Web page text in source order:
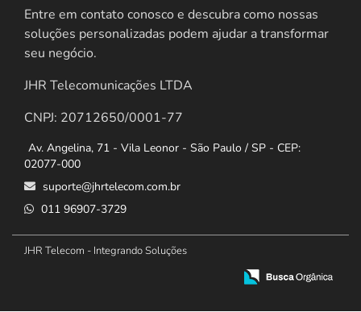
Entre em contato conosco e descubra como nossas
soluções personalizadas podem ajudar a transformar
seu negócio.
JHR Telecomunicações LTDA
CNPJ: 20712650/0001-77
Av. Angelina, 71 - Vila Leonor - São Paulo / SP - CEP:
02077-000
suporte@jhrtelecom.com.br
011 96907-3729
JHR Telecom - Integrando Soluções